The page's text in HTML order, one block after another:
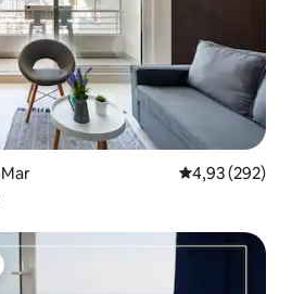
5 üzerinden
4,93 (292)
en beğenilenler arasında